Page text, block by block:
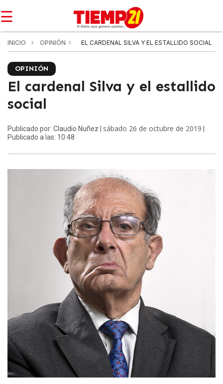
☰
INICIO OPINIÓN EL CARDENAL SILVA Y EL ESTALLIDO SOCIAL
OPINIÓN
El cardenal Silva y el estallido
social
Publicado por: Claudio Nuñez | sábado 26 de octubre de 2019
Publicado a las: 10:48